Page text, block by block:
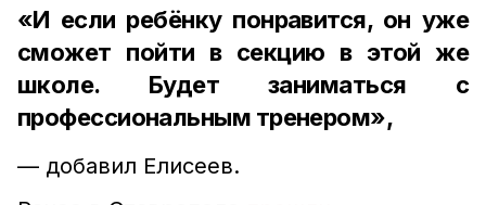
«И если ребёнку понравится, он уже
сможет пойти в секцию в этой же
школе. Будет заниматься с
профессиональным тренером»,
— добавил Елисеев.